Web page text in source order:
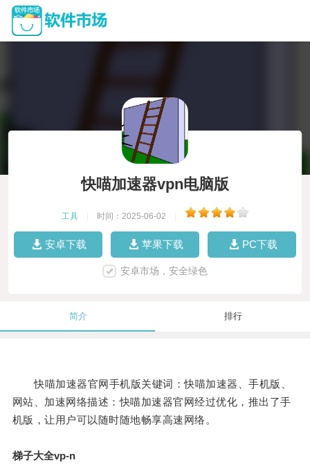
快喵加速器vpn电脑版
工具 时间：2025-06-02
安卓下载 苹果下载 PC下载
安卓市场，安全绿色
简介 排行
快喵加速器官网手机版关键词：快喵加速器、手机版、
网站、加速网络描述：快喵加速器官网经过优化，推出了手
机版，让用户可以随时随地畅享高速网络。
梯子大全vp-n